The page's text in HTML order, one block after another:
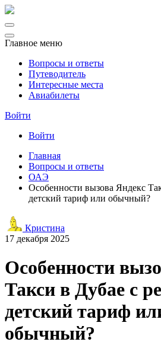
Главное меню
Вопросы и ответы
Путеводитель
Интересные места
Авиабилеты
Войти
Войти
Главная
Вопросы и ответы
ОАЭ
Особенности вызова Яндекс
детский тариф или обычный?
Кристина
17 декабря 2025
Особенности
Такси в Дубае с
детский тариф
обычный?